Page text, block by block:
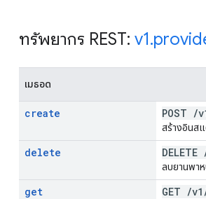
ทรัพยากร REST: v1.
เมธอด
create POST /
สร้างอินส
delete DELETE
ลบยานพา
get GET /v1